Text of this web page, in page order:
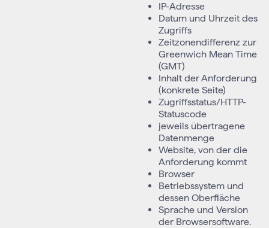
IP-Adresse
Datum und Uhrzeit des
Zugriffs
Zeitzonendifferenz zur
Greenwich Mean Time
(GMT)
Inhalt der Anforderung
(konkrete Seite)
Zugriffsstatus/HTTP-
Statuscode
jeweils übertragene
Datenmenge
Website, von der die
Anforderung kommt
Browser
Betriebssystem und
dessen Oberfläche
Sprache und Version
der Browsersoftware.